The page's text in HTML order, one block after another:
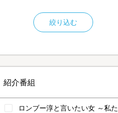
絞り込む
紹介番組
ロンブー淳と言いたい女 ～私た